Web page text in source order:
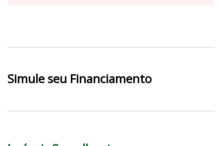
Simule seu Financiamento